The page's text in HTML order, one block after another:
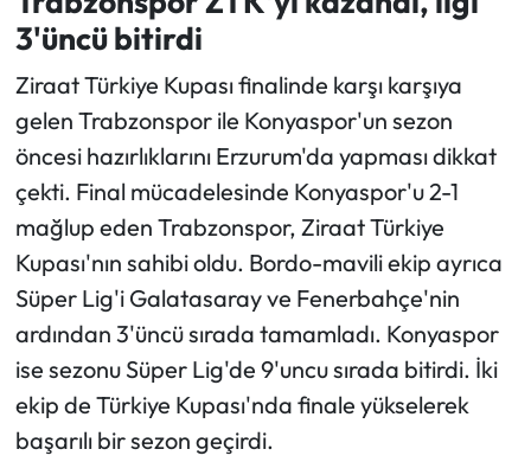
3'üncü bitirdi
Ziraat Türkiye Kupası finalinde karşı karşıya
gelen Trabzonspor ile Konyaspor'un sezon
öncesi hazırlıklarını Erzurum'da yapması dikkat
çekti. Final mücadelesinde Konyaspor'u 2-1
mağlup eden Trabzonspor, Ziraat Türkiye
Kupası'nın sahibi oldu. Bordo-mavili ekip ayrıca
Süper Lig'i Galatasaray ve Fenerbahçe'nin
ardından 3'üncü sırada tamamladı. Konyaspor
ise sezonu Süper Lig'de 9'uncu sırada bitirdi. İki
ekip de Türkiye Kupası'nda finale yükselerek
başarılı bir sezon geçirdi.
Teknoloji